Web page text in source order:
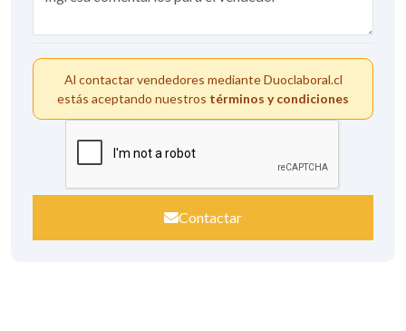
Al contactar vendedores mediante Duoclaboral.cl
estás aceptando nuestros términos y condiciones
Contactar